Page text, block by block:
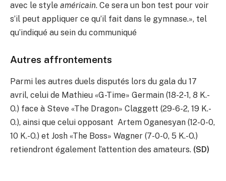
avec le style américain. Ce sera un bon test pour voir
s’il peut appliquer ce qu’il fait dans le gymnase.», tel
qu’indiqué au sein du communiqué
Autres affrontements
Parmi les autres duels disputés lors du gala du 17
avril, celui de Mathieu «G-Time» Germain (18-2-1, 8 K.-
O.) face à Steve «The Dragon» Claggett (29-6-2, 19 K.-
O.), ainsi que celui opposant Artem Oganesyan (12-0-0,
10 K.-O.) et Josh «The Boss» Wagner (7-0-0, 5 K.-O.)
retiendront également l’attention des amateurs. (SD)